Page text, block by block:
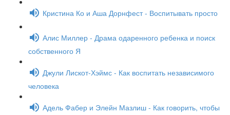
Кристина Ко и Аша Дорнфест - Воспитывать просто
Алис Миллер - Драма одаренного ребенка и поиск
собственного Я
Джули Лискот-Хэймс - Как воспитать независимого
человека
Адель Фабер и Элейн Мазлиш - Как говорить, чтобы